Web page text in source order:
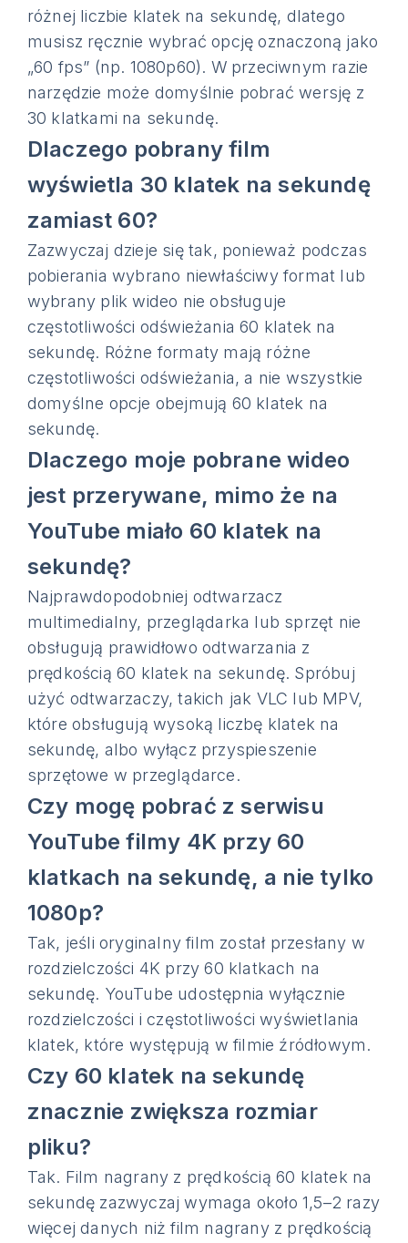
różnej liczbie klatek na sekundę, dlatego
musisz ręcznie wybrać opcję oznaczoną jako
„60 fps” (np. 1080p60). W przeciwnym razie
narzędzie może domyślnie pobrać wersję z
30 klatkami na sekundę.
Dlaczego pobrany film
wyświetla 30 klatek na sekundę
zamiast 60?
Zazwyczaj dzieje się tak, ponieważ podczas
pobierania wybrano niewłaściwy format lub
wybrany plik wideo nie obsługuje
częstotliwości odświeżania 60 klatek na
sekundę. Różne formaty mają różne
częstotliwości odświeżania, a nie wszystkie
domyślne opcje obejmują 60 klatek na
sekundę.
Dlaczego moje pobrane wideo
jest przerywane, mimo że na
YouTube miało 60 klatek na
sekundę?
Najprawdopodobniej odtwarzacz
multimedialny, przeglądarka lub sprzęt nie
obsługują prawidłowo odtwarzania z
prędkością 60 klatek na sekundę. Spróbuj
użyć odtwarzaczy, takich jak VLC lub MPV,
które obsługują wysoką liczbę klatek na
sekundę, albo wyłącz przyspieszenie
sprzętowe w przeglądarce.
Czy mogę pobrać z serwisu
YouTube filmy 4K przy 60
klatkach na sekundę, a nie tylko
1080p?
Tak, jeśli oryginalny film został przesłany w
rozdzielczości 4K przy 60 klatkach na
sekundę. YouTube udostępnia wyłącznie
rozdzielczości i częstotliwości wyświetlania
klatek, które występują w filmie źródłowym.
Czy 60 klatek na sekundę
znacznie zwiększa rozmiar
pliku?
Tak. Film nagrany z prędkością 60 klatek na
sekundę zazwyczaj wymaga około 1,5–2 razy
więcej danych niż film nagrany z prędkością